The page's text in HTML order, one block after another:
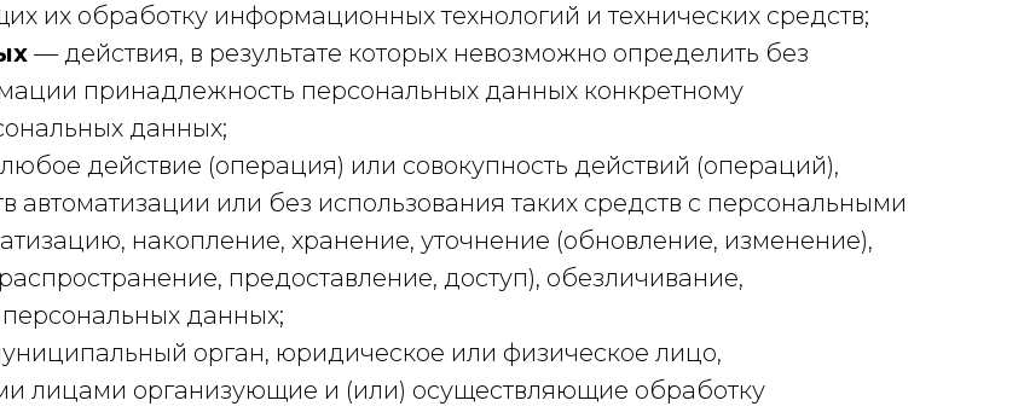
их обработку информационных технологий и технических средств;
— действия, в результате которых невозможно определить без
принадлежность персональных данных конкретному
данных;
действие (операция) или совокупность действий (операций),
или без использования таких средств с персональными
накопление, хранение, уточнение (обновление, изменение),
предоставление, доступ), обезличивание,
данных;
орган, юридическое или физическое лицо,
лицами организующие и (или) осуществляющие обработку